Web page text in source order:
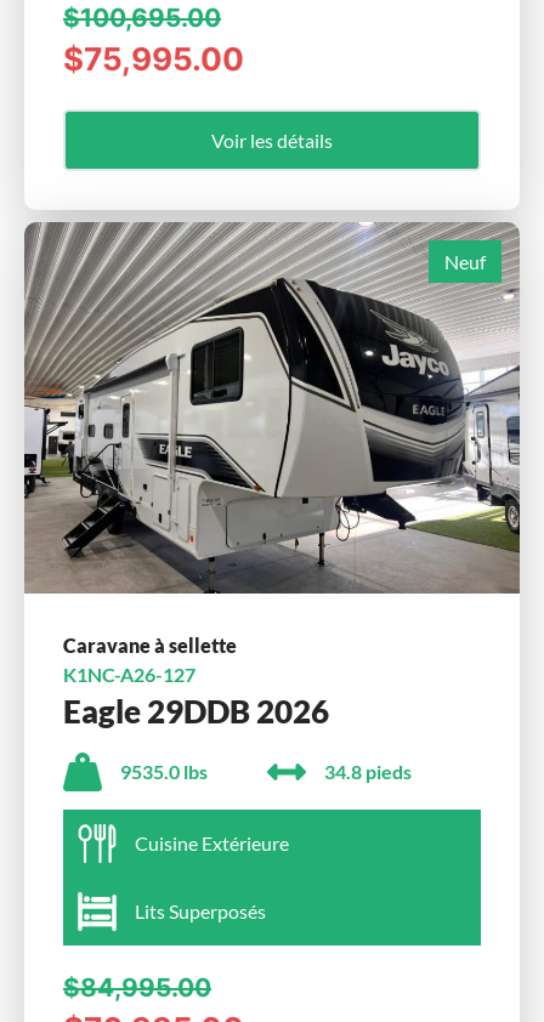
$100,695.00
$75,995.00
Voir les détails
Neuf
Caravane à sellette
K1NC-A26-127
Eagle 29DDB 2026
9535.0 lbs 34.8 pieds
Cuisine Extérieure
Lits Superposés
$84,995.00